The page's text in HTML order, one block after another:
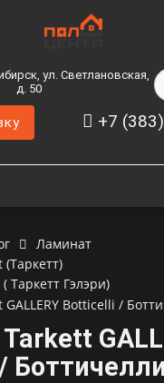
ул. Светлановская,
д. 50
+7
Ламинат
Таркетт Гэлэри)
Botticelli /
Боттичелли